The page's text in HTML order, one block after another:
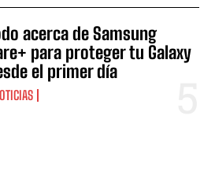
acerca de Samsung
para proteger tu Galaxy
el primer día